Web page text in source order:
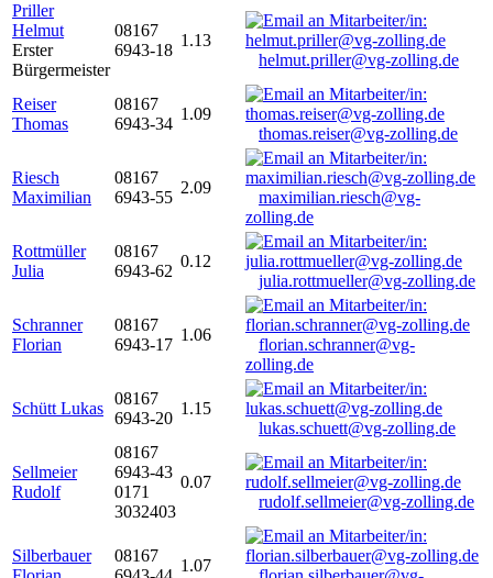
Priller
Helmut
Erster
Bürgermeister
08167
6943-18
1.13
helmut.priller@vg-zolling.de
Reiser
Thomas
08167
6943-34
1.09
thomas.reiser@vg-zolling.de
Riesch
Maximilian
08167
6943-55
2.09
maximilian.riesch@vg-
zolling.de
Rottmüller
Julia
08167
6943-62
0.12
julia.rottmueller@vg-zolling.de
Schranner
Florian
08167
6943-17
1.06
florian.schranner@vg-
zolling.de
Schütt Lukas
08167
6943-20
1.15
lukas.schuett@vg-zolling.de
Sellmeier
Rudolf
08167
6943-43
0171
3032403
0.07
rudolf.sellmeier@vg-zolling.de
Silberbauer
08167
1.07